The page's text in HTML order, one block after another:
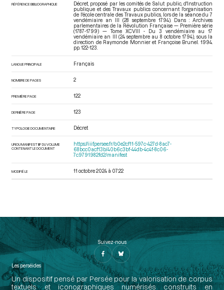
RÉFÉRENCE BIBLIOGRAPHIQUE
Décret, proposé par les comités de Salut public, d'Instruction
publique et des Travaux publics concernant l'organisation
de l'école centrale des Travaux publics, lors de la séance du 7
vendémiaire an III (28 septembre 1794). Dans : Archives
parlementaires de la Révolution Française — Première série
(1787-1799) — Tome XCVIII - Du 3 vendémiaire au 17
vendémiaire an III (24 septembre au 8 octobre 1794) , sous la
direction de Raymonde Monnier et Françoise Brunel. 1994.
pp. 122-123.
LANGUE PRINCIPALE Français
NOMBRE DE PAGES 2
PREMIÈRE PAGE 122
DERNIÈRE PAGE 123
TYPOLOGIE DOCUMENTAIRE Décret
URI DU MANIFEST IIIF DU VOLUME
CONTENANT LE DOCUMENT
https://iiif.persee.fr/b0e2cf11-597c-427d-8ac7-
68bcc0acf13b/40b6c3bf-44db-4c4f-8c06-
7c9791982fd2/manifest
MODIFIÉ LE 11 octobre 2024 à 07:22
Suivez-nous
Les perséides
Un dispositif pensé par Persée pour la valorisation de corpus
textuels et iconographiques numérisés construits en